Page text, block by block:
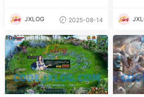
JXLOG 2025-08-14